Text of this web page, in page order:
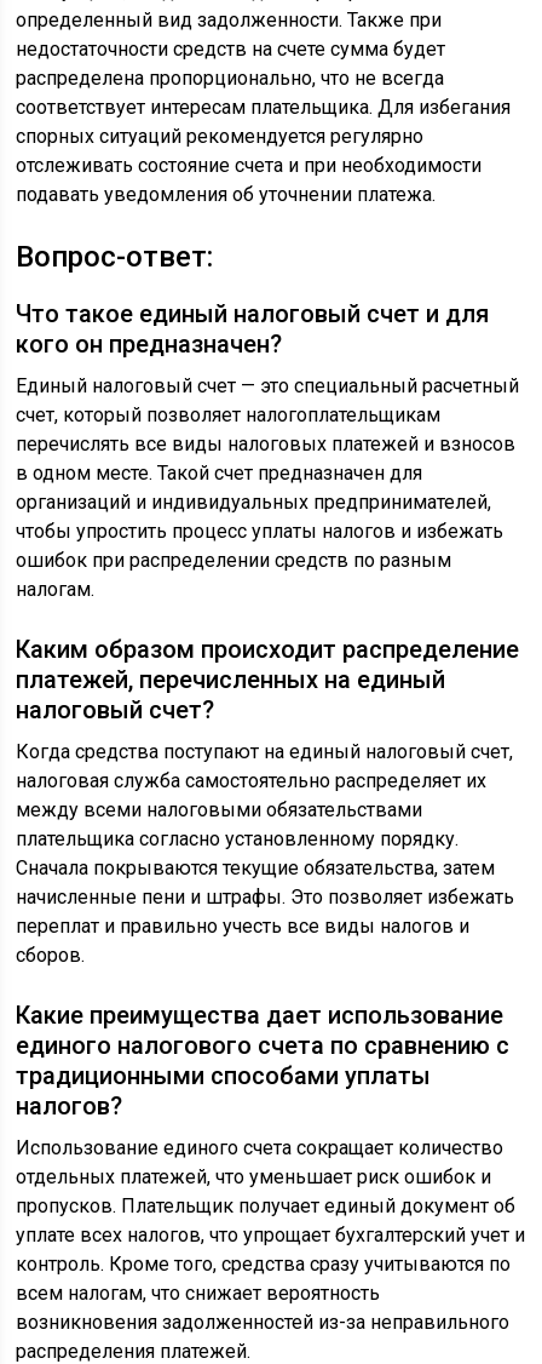
определенный вид задолженности. Также при
недостаточности средств на счете сумма будет
распределена пропорционально, что не всегда
соответствует интересам плательщика. Для избегания
спорных ситуаций рекомендуется регулярно
отслеживать состояние счета и при необходимости
подавать уведомления об уточнении платежа.
Вопрос-ответ:
Что такое единый налоговый счет и для
кого он предназначен?
Единый налоговый счет — это специальный расчетный
счет, который позволяет налогоплательщикам
перечислять все виды налоговых платежей и взносов
в одном месте. Такой счет предназначен для
организаций и индивидуальных предпринимателей,
чтобы упростить процесс уплаты налогов и избежать
ошибок при распределении средств по разным
налогам.
Каким образом происходит распределение
платежей, перечисленных на единый
налоговый счет?
Когда средства поступают на единый налоговый счет,
налоговая служба самостоятельно распределяет их
между всеми налоговыми обязательствами
плательщика согласно установленному порядку.
Сначала покрываются текущие обязательства, затем
начисленные пени и штрафы. Это позволяет избежать
переплат и правильно учесть все виды налогов и
сборов.
Какие преимущества дает использование
единого налогового счета по сравнению с
традиционными способами уплаты
налогов?
Использование единого счета сокращает количество
отдельных платежей, что уменьшает риск ошибок и
пропусков. Плательщик получает единый документ об
уплате всех налогов, что упрощает бухгалтерский учет и
контроль. Кроме того, средства сразу учитываются по
всем налогам, что снижает вероятность
возникновения задолженностей из-за неправильного
распределения платежей.